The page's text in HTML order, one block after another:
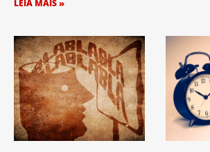
LEIA MAIS »